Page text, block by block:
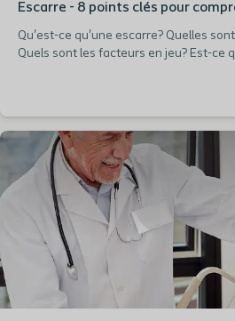
Escarre - 8 points clés pour
Qu'est-ce qu'une escarre? Quelles
Quels sont les facteurs en jeu? Est-ce